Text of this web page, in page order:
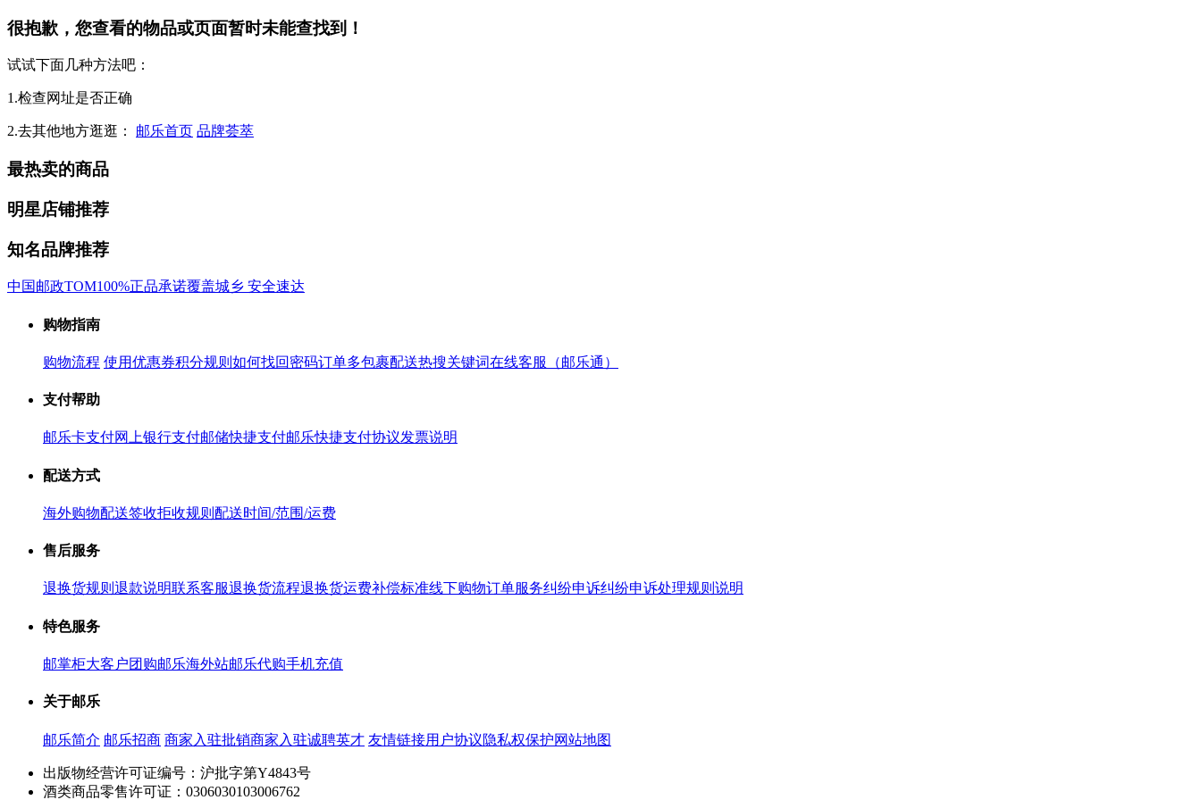
很抱歉，您查看的物品或页面暂时未能查找到！
试试下面几种方法吧：
1.检查网址是否正确
2.去其他地方逛逛： 邮乐首页 品牌荟萃
最热卖的商品
明星店铺推荐
知名品牌推荐
中国邮政TOM100%正品承诺覆盖城乡 安全速达
购物指南
购物流程 使用优惠券积分规则 如何找回密码订单多包裹配送热搜关键词在线客服（邮乐通）
支付帮助
邮乐卡支付网上银行支付邮储快捷支付邮乐快捷支付协议发票说明
配送方式
海外购物配送签收拒收规则 配送时间/范围/运费
售后服务
退换货规则 退款说明联系客服退换货流程退换货运费补偿标准线下购物订单服务纠纷申诉纠纷申诉处理规则说明
特色服务
邮掌柜大客户团购邮乐海外站邮乐代购手机充值
关于邮乐
邮乐简介 邮乐招商 商家入驻批销商家入驻诚聘英才 友情链接用户协议隐私权保护网站地图
出版物经营许可证编号：沪批字第Y4843号
酒类商品零售许可证：0306030103006762